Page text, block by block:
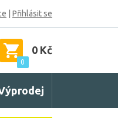
Přihlásit se
0
0 Kč